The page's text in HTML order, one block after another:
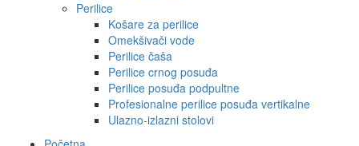
Perilice
Košare za perilice
Omekšivači vode
Perilice čaša
Perilice crnog posuđa
Perilice posuđa podpultne
Profesionalne perilice posuđa vertikalne
Ulazno-izlazni stolovi